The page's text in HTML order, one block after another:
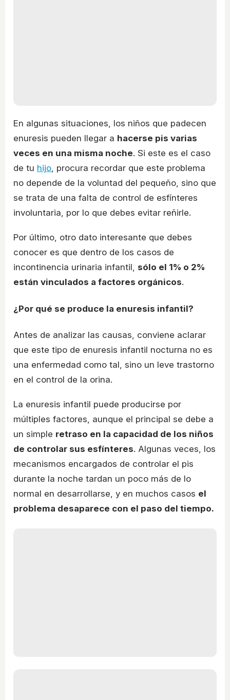
En algunas situaciones, los niños que padecen
enuresis pueden llegar a hacerse pis varias
veces en una misma noche. Si este es el caso
de tu hijo, procura recordar que este problema
no depende de la voluntad del pequeño, sino que
se trata de una falta de control de esfínteres
involuntaria, por lo que debes evitar reñirle.
Por último, otro dato interesante que debes
conocer es que dentro de los casos de
incontinencia urinaria infantil, sólo el 1% o 2%
están vinculados a factores orgánicos.
¿Por qué se produce la enuresis infantil?
Antes de analizar las causas, conviene aclarar
que este tipo de enuresis infantil nocturna no es
una enfermedad como tal, sino un leve trastorno
en el control de la orina.
La enuresis infantil puede producirse por
múltiples factores, aunque el principal se debe a
un simple retraso en la capacidad de los niños
de controlar sus esfínteres. Algunas veces, los
mecanismos encargados de controlar el pis
durante la noche tardan un poco más de lo
normal en desarrollarse, y en muchos casos el
problema desaparece con el paso del tiempo.